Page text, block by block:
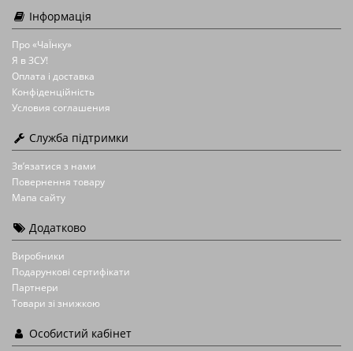
Інформація
Про «ЧаЇнку»
Я в ЗСУ!
Оплата і доставка
Конфіденційність
Условия соглашения
Служба підтримки
Зв’язатися з нами
Повернення товару
Мапа сайту
Додатково
Виробники
Подарункові сертифікати
Партнери
Товари зі знижкою
Особистий кабінет